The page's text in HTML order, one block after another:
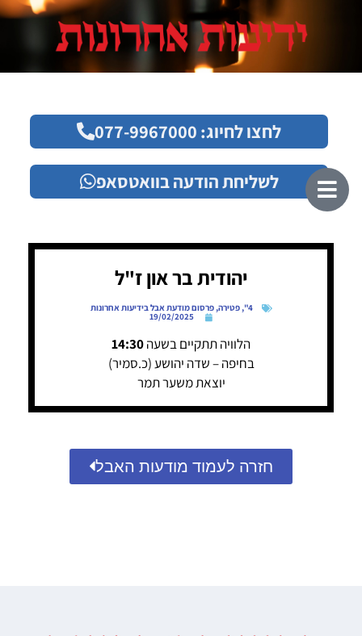
לחצו לחיוג: 077-9967000
לשליחת הודעה בוואטסאפ
יהודית בר און ז"ל
4"
,פטירה,פרסום מודעת אבל בידיעות אחרונות
19/02/2025
הלוויה תתקיים בשעה14:30
בחיפה – שדה יהושע (כ.סמיר)
יוצאת משער תמר
חזרה לעמוד מודעות האבל